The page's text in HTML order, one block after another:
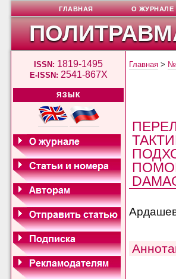
ISSN: 1819-1495
E-ISSN: 2541-867X
ЯЗЫК
ГЛАВНАЯ О ЖУРНАЛЕ
Главная > №